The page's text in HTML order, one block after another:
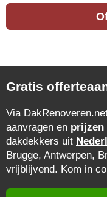
Gratis
Via
aanvragen en prijzen
dakdekkers uit
Brugge, Antwerpen,
vrijblijvend. Kom in